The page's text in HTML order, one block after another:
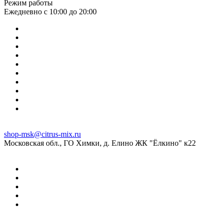
Режим работы
Ежедневно с 10:00 до 20:00
shop-msk@citrus-mix.ru
Московская обл., ГО Химки, д. Елино ЖК "Ёлкино" к22